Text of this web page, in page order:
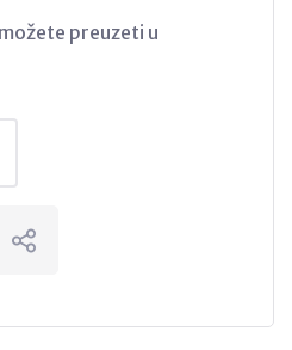
preuzeti u